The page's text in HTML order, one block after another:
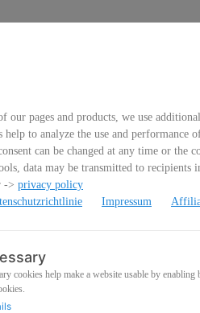
our pages and products, we use
help to analyze the use and
can be changed at any time or the
data may be transmitted to
-> privacy policy
Impressum
cookies help make a website usable by